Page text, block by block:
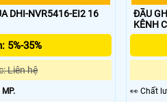
DHI-NVR5416-EI2 16
5%-35%
Liên hệ
ĐẦU
️👀 Chất